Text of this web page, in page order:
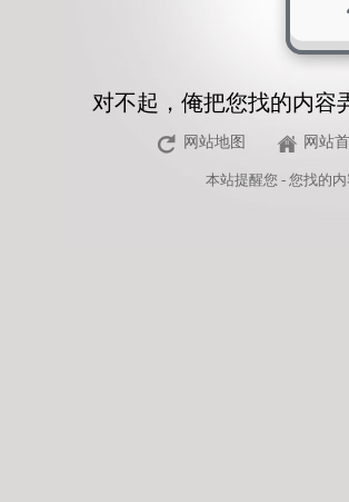
对不起，俺把您找的内容
网站地图 网站
本站提醒您 - 您找的